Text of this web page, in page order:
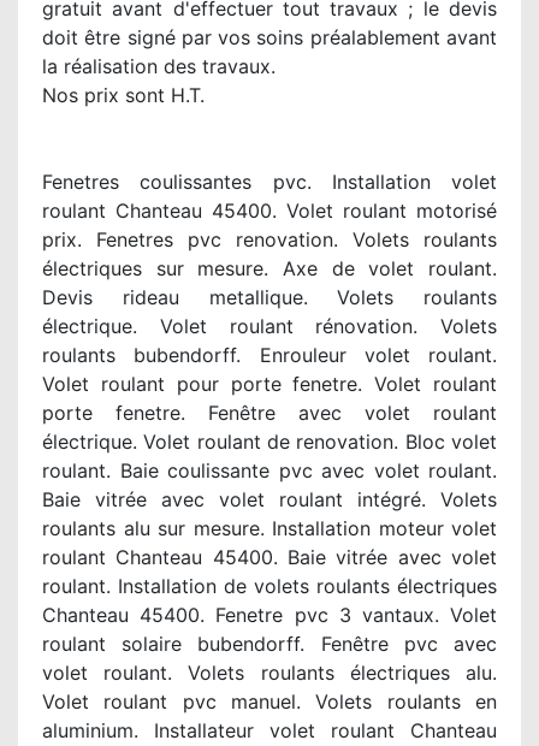
gratuit avant d'effectuer tout travaux ; le devis
doit être signé par vos soins préalablement avant
la réalisation des travaux.
Nos prix sont H.T.
Fenetres coulissantes pvc. Installation volet
roulant Chanteau 45400. Volet roulant motorisé
prix. Fenetres pvc renovation. Volets roulants
électriques sur mesure. Axe de volet roulant.
Devis rideau metallique. Volets roulants
électrique. Volet roulant rénovation. Volets
roulants bubendorff. Enrouleur volet roulant.
Volet roulant pour porte fenetre. Volet roulant
porte fenetre. Fenêtre avec volet roulant
électrique. Volet roulant de renovation. Bloc volet
roulant. Baie coulissante pvc avec volet roulant.
Baie vitrée avec volet roulant intégré. Volets
roulants alu sur mesure. Installation moteur volet
roulant Chanteau 45400. Baie vitrée avec volet
roulant. Installation de volets roulants électriques
Chanteau 45400. Fenetre pvc 3 vantaux. Volet
roulant solaire bubendorff. Fenêtre pvc avec
volet roulant. Volets roulants électriques alu.
Volet roulant pvc manuel. Volets roulants en
aluminium. Installateur volet roulant Chanteau